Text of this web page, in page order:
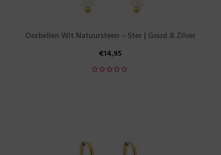
Oorbellen Wit Natuursteen – Ster | Goud & Zilver
€14,95